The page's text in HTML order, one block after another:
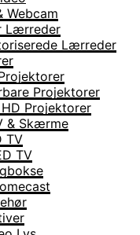
Webcam
Lærreder
Lærreder
Projektorer
HD Projektorer
& Skærme
TV
TV